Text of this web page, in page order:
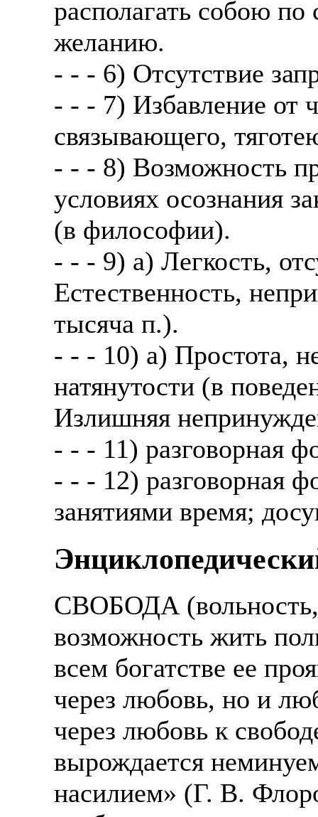
располагать собою
желанию.
- - - 6) Отсутствие
- - - 7) Избавление от
связывающего,
- - - 8) Возможность
условиях осознания
(в философии).
- - - 9) а) Легкость,
Естественность,
тысяча п.).
- - - 10) а) Простота,
натянутости (в
Излишняя
- - - 11) разговорная
- - - 12) разговорная
занятиями время;
СВОБОДА (вольность,
возможность жить
всем богатстве ее
через любовь, но и
через любовь к
вырождается
насилием» (Г. В.